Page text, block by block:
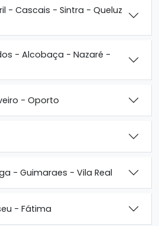
- Cascais - Sintra - Queluz
- Alcobaça - Nazaré -
- Oporto
- Guimaraes - Vila Real
- Fátima